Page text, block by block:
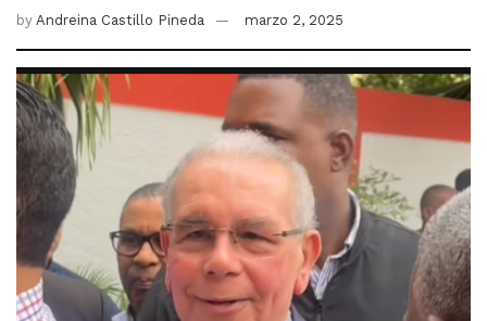
by Andreina Castillo Pineda marzo 2, 2025